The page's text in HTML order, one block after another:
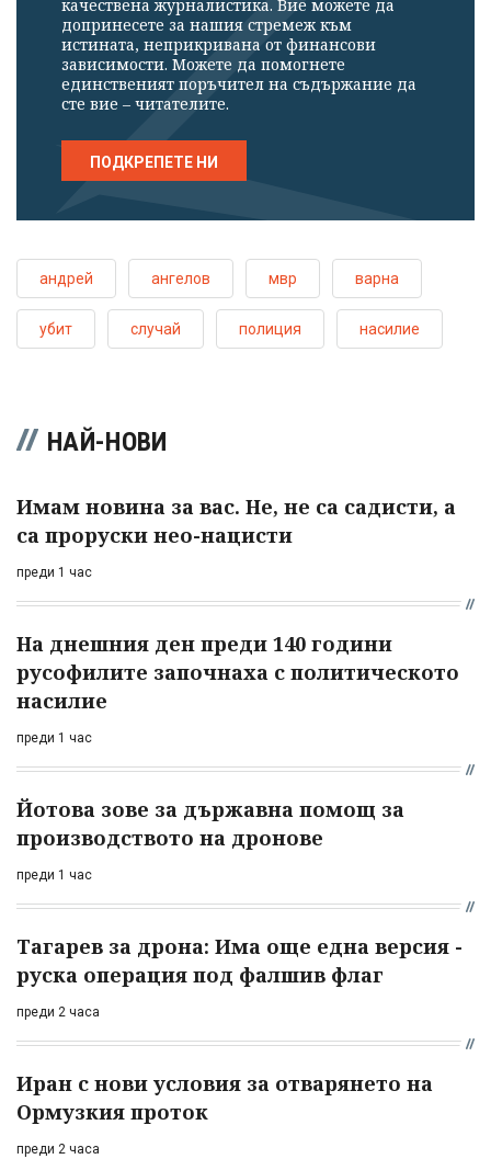
качествена журналистика. Вие можете да
допринесете за нашия стремеж към
истината, неприкривана от финансови
зависимости. Можете да помогнете
единственият поръчител на съдържание да
сте вие – читателите.
ПОДКРЕПЕТЕ НИ
андрей ангелов мвр варна
убит случай полиция насилие
НАЙ-НОВИ
Имам новина за вас. Не, не са садисти, а
са проруски нео-нацисти
преди 1 час
На днешния ден преди 140 години
русофилите започнаха с политическото
насилие
преди 1 час
Йотова зове за държавна помощ за
производството на дронове
преди 1 час
Тагарев за дрона: Има още една версия -
руска операция под фалшив флаг
преди 2 часа
Иран с нови условия за отварянето на
Ормузкия проток
преди 2 часа